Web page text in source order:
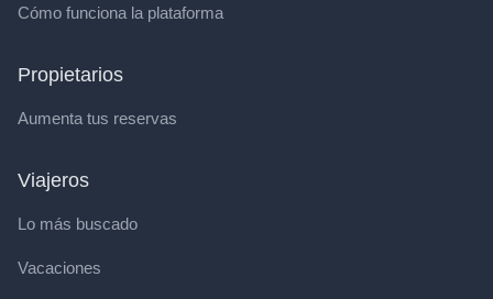
Cómo funciona la plataforma
Propietarios
Aumenta tus reservas
Viajeros
Lo más buscado
Vacaciones